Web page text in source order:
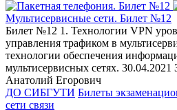
Мультисервисные сети. Билет №12
Билет №12 1. Технологии VPN
управления трафиком в
технологии обеспечения
мультисервисных сетях. 30.04.2021
Анатолий Егорович
ДО СИБГУТИ Билеты
сети связи